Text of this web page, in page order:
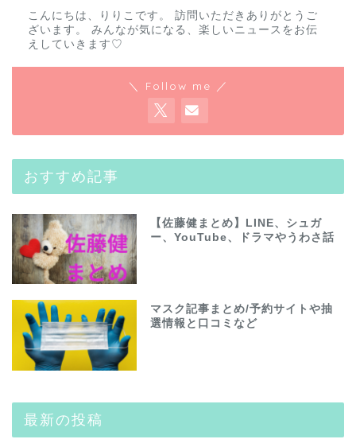
こんにちは、りりこです。 訪問いただきありがとうご
ざいます。 みんなが気になる、楽しいニュースをお伝
えしていきます♡
＼ Follow me ／
おすすめ記事
【佐藤健まとめ】LINE、シュガ
ー、YouTube、ドラマやうわさ話
マスク記事まとめ/予約サイトや抽
選情報と口コミなど
最新の投稿